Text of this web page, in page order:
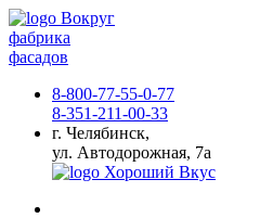
фабрика
фасадов
8-800-77-55-0-77
8-351-211-00-33
г. Челябинск,
ул. Автодорожная, 7а